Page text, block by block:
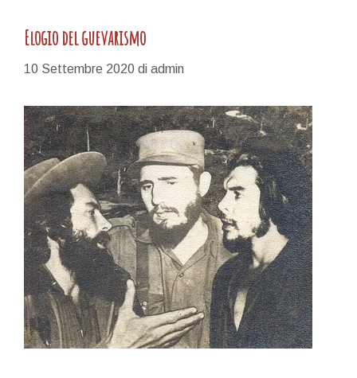
Elogio del guevarismo
10 Settembre 2020 di admin